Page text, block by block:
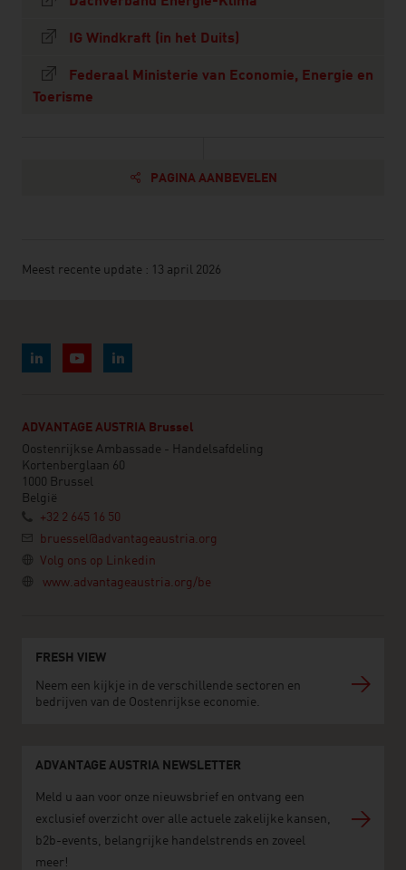
IG Windkraft (in het Duits)
Federaal Ministerie van Economie, Energie en
Toerisme
PAGINA AANBEVELEN
Meest recente update : 13 april 2026
ADVANTAGE AUSTRIA Brussel
Oostenrijkse Ambassade - Handelsafdeling
Kortenberglaan 60
1000 Brussel
België
+32 2 645 16 50
bruessel@advantageaustria.org
Volg ons op Linkedin
www.advantageaustria.org/be
FRESH VIEW
Neem een kijkje in de verschillende sectoren en
bedrijven van de Oostenrijkse economie.
ADVANTAGE AUSTRIA NEWSLETTER
Meld u aan voor onze nieuwsbrief en ontvang een
exclusief overzicht over alle actuele zakelijke kansen,
b2b-events, belangrijke handelstrends en zoveel
meer!